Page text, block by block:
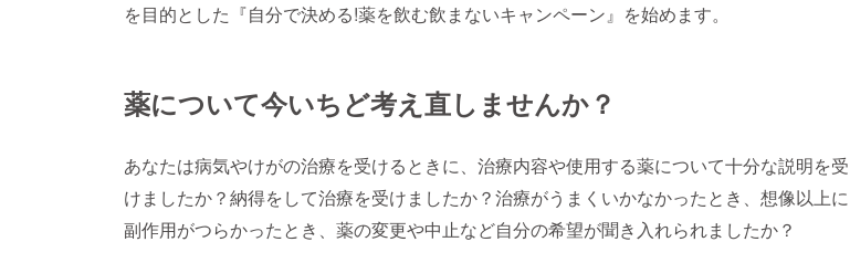
を目的とした『自分で決める!薬を飲む飲まないキャンペーン』を始めます。
薬について今いちど考え直しませんか？
あなたは病気やけがの治療を受けるときに、治療内容や使用する薬について十分な説明を受
けましたか？納得をして治療を受けましたか？治療がうまくいかなかったとき、想像以上に
副作用がつらかったとき、薬の変更や中止など自分の希望が聞き入れられましたか？